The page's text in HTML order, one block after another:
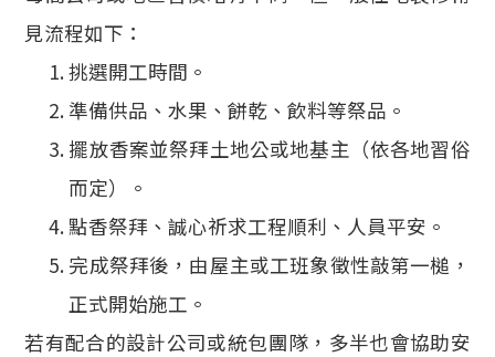
見流程如下：
挑選開工時間。
準備供品、水果、餅乾、飲料等祭品。
擺放香案並祭拜土地公或地基主（依各地習俗
而定）。
點香祭拜、誠心祈求工程順利、人員平安。
完成祭拜後，由屋主或工班象徵性敲第一槌，
正式開始施工。
若有配合的設計公司或統包團隊，多半也會協助安